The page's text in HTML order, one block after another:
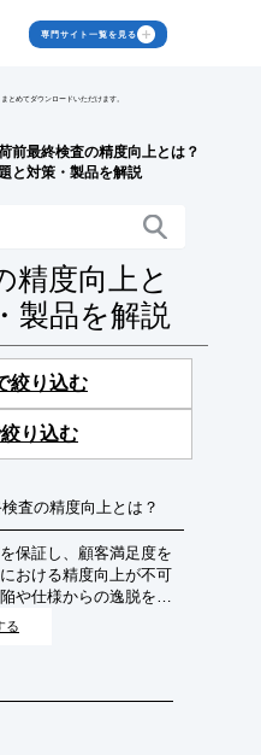
専門サイト一覧を見る
とめてダウンロードいただけます。
前最終検査の精度向上とは？
と対策・製品を解説
精度向上と
製品を解説
絞り込む
り込む
査の精度向上とは？
保証し、顧客満足度を
おける精度向上が不可
や仕様からの逸脱を見
り出すための最終防衛
る